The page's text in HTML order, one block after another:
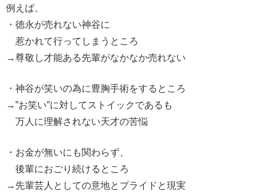
例えば、
・徳永が売れない神谷に
惹かれて行ってしまうところ
→尊敬し才能ある先輩がなかなか売れない
・神谷が笑いの為に豊胸手術をするところ
→”お笑い”に対してストイックであるも
万人に理解されない天才の苦悩
・お金が無いにも関わらず、
後輩におごり続けるところ
→先輩芸人としての意地とプライドと現実